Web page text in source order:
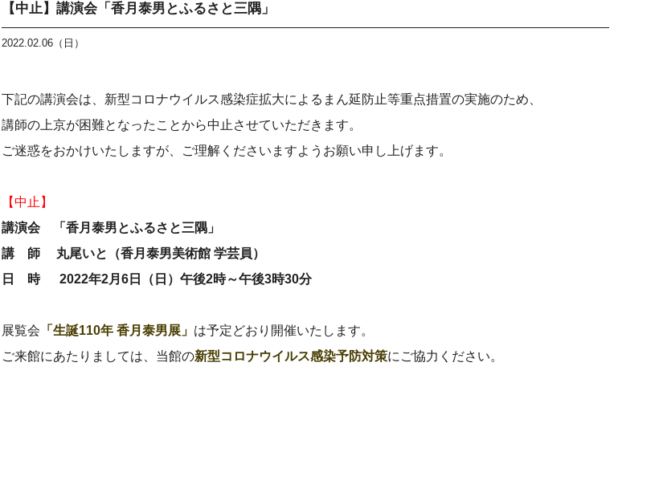
【中止】講演会「香月泰男とふるさと三隅」
2022.02.06（日）
下記の講演会は、新型コロナウイルス感染症拡大によるまん延防止等重点措置の実施のため、
講師の上京が困難となったことから中止させていただきます。
ご迷惑をおかけいたしますが、ご理解くださいますようお願い申し上げます。
【中止】
講演会 「香月泰男とふるさと三隅」
講 師 丸尾いと（香月泰男美術館 学芸員）
日 時 2022年2月6日（日）午後2時～午後3時30分
展覧会 「生誕110年 香月泰男展」 は予定どおり開催いたします。
ご来館にあたりましては、当館の新型コロナウイルス感染予防対策にご協力ください。